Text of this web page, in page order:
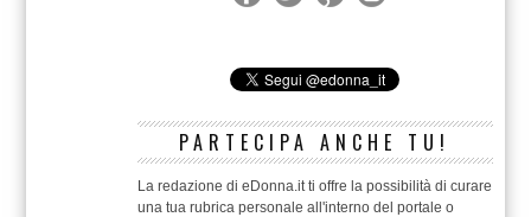
PARTECIPA ANCHE TU!
La redazione di eDonna.it ti offre la possibilità di curare
una tua rubrica personale all'interno del portale o